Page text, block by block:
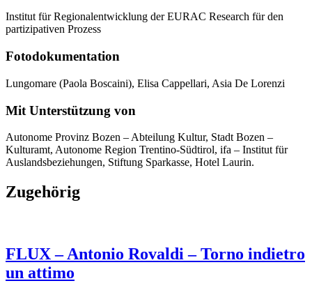
Institut für Regionalentwicklung der EURAC Research für den
partizipativen Prozess
Fotodokumentation
Lungomare (Paola Boscaini), Elisa Cappellari, Asia De Lorenzi
Mit Unterstützung von
Autonome Provinz Bozen – Abteilung Kultur, Stadt Bozen –
Kulturamt, Autonome Region Trentino-Südtirol, ifa – Institut für
Auslandsbeziehungen, Stiftung Sparkasse, Hotel Laurin.
Zugehörig
FLUX – Antonio Rovaldi – Torno indietro
un attimo